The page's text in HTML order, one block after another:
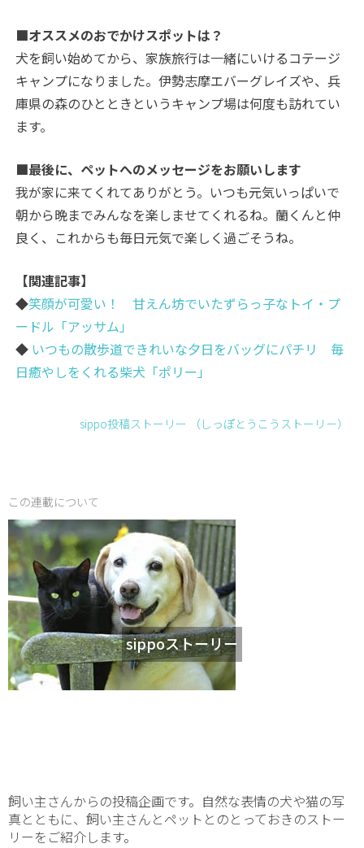
■オススメのおでかけスポットは？
犬を飼い始めてから、家族旅行は一緒にいけるコテージ
キャンプになりました。伊勢志摩エバーグレイズや、兵
庫県の森のひとときというキャンプ場は何度も訪れてい
ます。
■最後に、ペットへのメッセージをお願いします
我が家に来てくれてありがとう。いつも元気いっぱいで
朝から晩までみんなを楽しませてくれるね。蘭くんと仲
良く、これからも毎日元気で楽しく過ごそうね。
【関連記事】
◆笑顔が可愛い！ 甘えん坊でいたずらっ子なトイ・プ
ードル「アッサム」
◆ いつもの散歩道できれいな夕日をバッグにパチリ 毎
日癒やしをくれる柴犬「ポリー」
sippo投稿ストーリー （しっぽとうこうストーリ－）
この連載について
sippoストーリー
飼い主さんからの投稿企画です。自然な表情の犬や猫の写
真とともに、飼い主さんとペットとのとっておきのストー
リーをご紹介します。